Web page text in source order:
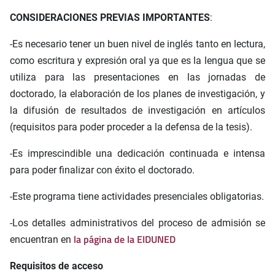
CONSIDERACIONES PREVIAS IMPORTANTES:
-Es necesario tener un buen nivel de inglés tanto en lectura,
como escritura y expresión oral ya que es la lengua que se
utiliza para las presentaciones en las jornadas de
doctorado, la elaboración de los planes de investigación, y
la difusión de resultados de investigación en artículos
(requisitos para poder proceder a la defensa de la tesis).
-Es imprescindible una dedicación continuada e intensa
para poder finalizar con éxito el doctorado.
-Este programa tiene actividades presenciales obligatorias.
-Los detalles administrativos del proceso de admisión se
encuentran en la página de la EIDUNED
Requisitos de acceso